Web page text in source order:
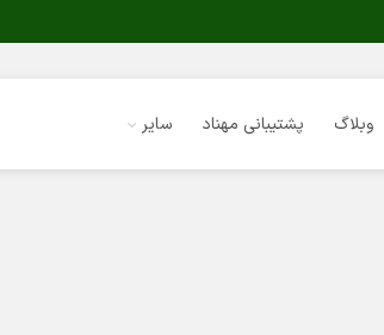
وبلاگ پشتیبانی مهناد سایر